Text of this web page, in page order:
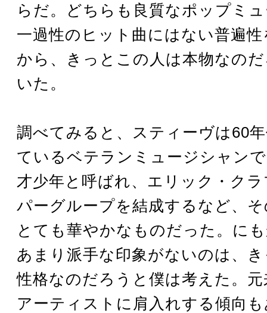
らだ。どちらも良質なポップミ
一過性のヒット曲にはない普遍
から、きっとこの人は本物なの
いた。
調べてみると、スティーヴは60
ているベテランミュージシャン
才少年と呼ばれ、エリック・ク
パーグループを結成するなど、
とても華やかなものだった。に
あまり派手な印象がないのは、
性格なのだろうと僕は考えた。
アーティストに肩入れする傾向